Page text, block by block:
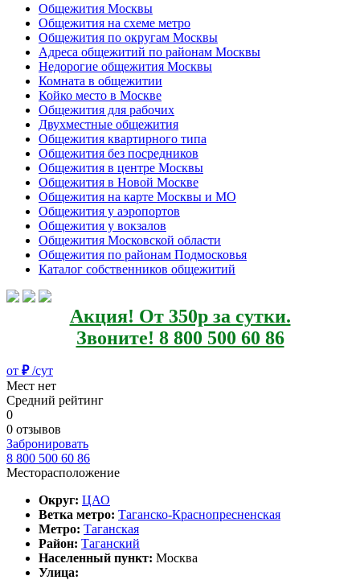
Общежития Москвы
Общежития на схеме метро
Общежития по округам Москвы
Адреса общежитий по районам Москвы
Недорогие общежития Москвы
Комната в общежитии
Койко место в Москве
Общежития для рабочих
Двухместные общежития
Общежития квартирного типа
Общежития без посредников
Общежития в центре Москвы
Общежития в Новой Москве
Общежития на карте Москвы и МО
Общежития у аэропортов
Общежития у вокзалов
Общежития Московской области
Общежития по районам Подмосковья
Каталог собственников общежитий
Акция! От 350р за сутки.
Звоните! 8 800 500 60 86
от ₽/сут
Мест нет
Средний рейтинг
0
0 отзывов
Забронировать
8 800 500 60 86
Месторасположение
Округ: ЦАО
Ветка метро: Таганско-Краснопресненская
Метро: Таганская
Район: Таганский
Населенный пункт: Москва
Улица: